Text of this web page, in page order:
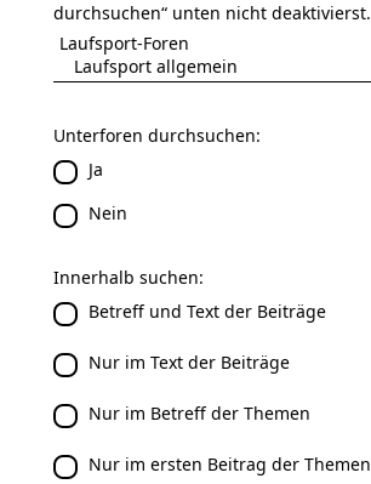
durchsuchen“ unten nicht deaktivierst.
Unterforen durchsuchen:
Ja
Nein
Innerhalb suchen:
Betreff und Text der Beiträge
Nur im Text der Beiträge
Nur im Betreff der Themen
Nur im ersten Beitrag der Themen